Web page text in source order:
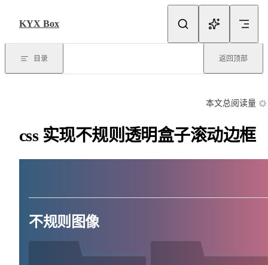
KYX Box
目录 返回顶部
本文总阅读量
css 实现不规则透明盒子滚动边框
不规则图像